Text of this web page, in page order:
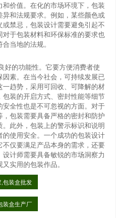
价值。在化的市场环境下，包装
和法规要求。例如，某些颜色或
禁忌，包装设计需要避免引起不
于包装材料和环保标准的要求也
当地的法规。
好的功能性。它要方便消费者使
素。在当今社会，可持续发展已
趋势，采用可回收、可降解的材
装的开启方式、密封性能等细节
全性也是不可忽视的方面。对于
包装需要具备严格的密封和防护
此外，包装上的警示标识和说明
使用安全。一个成功的包装设计
仅要满足产品本身的需求，还要
计师需要具备敏锐的市场洞察力
实用的包装作品。
包装盒批发
装盒生产厂